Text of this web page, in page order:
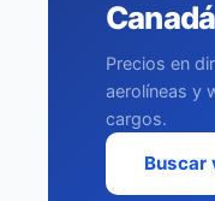
Canadá
Precios en
aerolíneas y
cargos.
Buscar